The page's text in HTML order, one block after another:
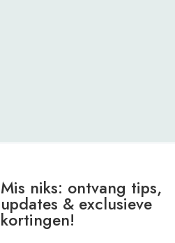
Mis niks: ontvang tips,
updates & exclusieve
kortingen!